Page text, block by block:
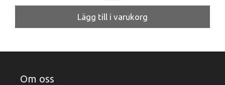
Lägg till i varukorg
Om oss